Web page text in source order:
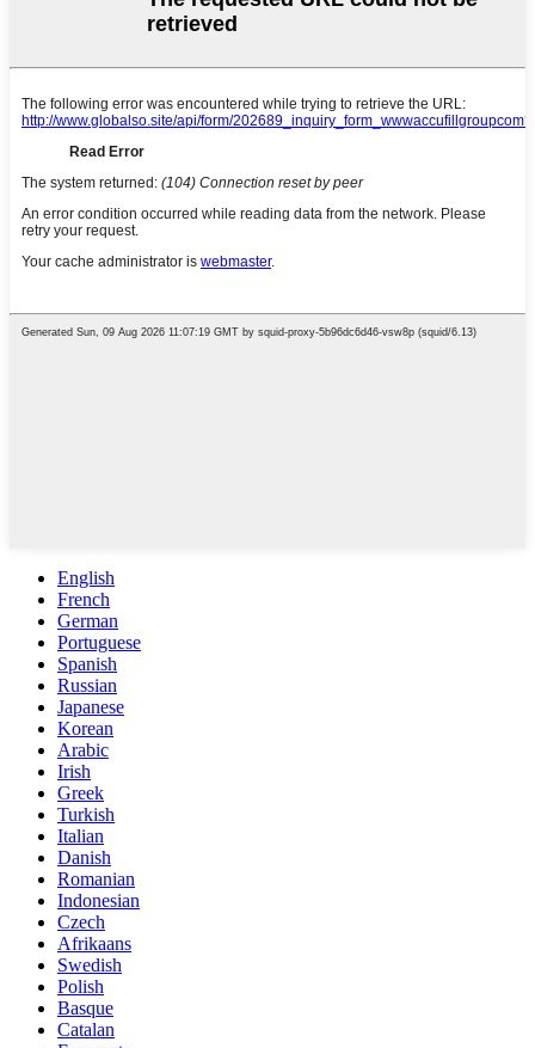
English
French
German
Portuguese
Spanish
Russian
Japanese
Korean
Arabic
Irish
Greek
Turkish
Italian
Danish
Romanian
Indonesian
Czech
Afrikaans
Swedish
Polish
Basque
Catalan